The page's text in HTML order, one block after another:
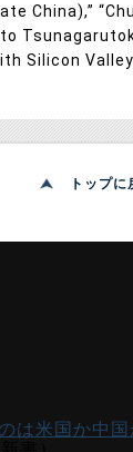
China),”
Silicon
トップに
は米国か中国